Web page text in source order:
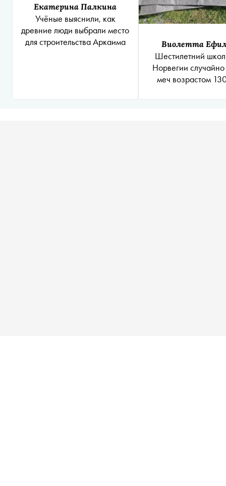
Екатерина Палкина
Учёные выяснили, как
древние люди выбрали место
для строительства Аркаима
Виолетта
Шестилетний
Норвегии
меч возрастом